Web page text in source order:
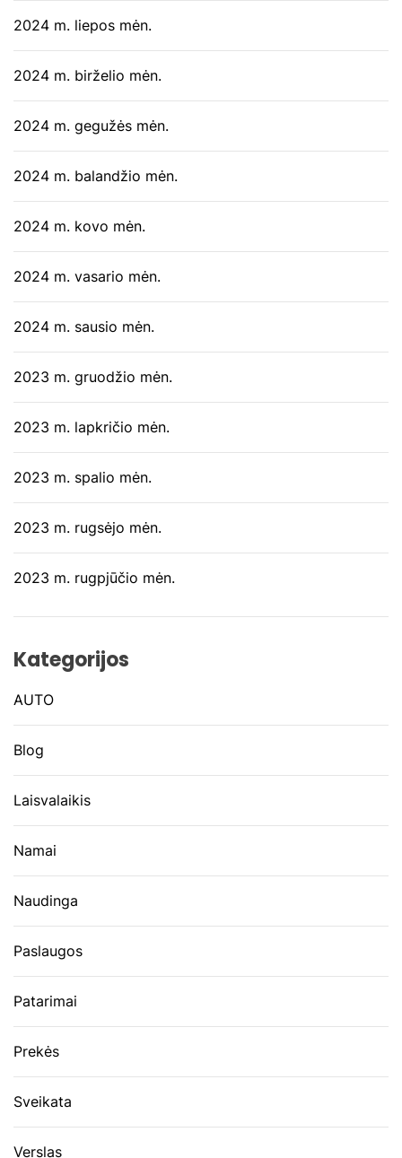
2024 m. liepos mėn.
2024 m. birželio mėn.
2024 m. gegužės mėn.
2024 m. balandžio mėn.
2024 m. kovo mėn.
2024 m. vasario mėn.
2024 m. sausio mėn.
2023 m. gruodžio mėn.
2023 m. lapkričio mėn.
2023 m. spalio mėn.
2023 m. rugsėjo mėn.
2023 m. rugpjūčio mėn.
Kategorijos
AUTO
Blog
Laisvalaikis
Namai
Naudinga
Paslaugos
Patarimai
Prekės
Sveikata
Verslas